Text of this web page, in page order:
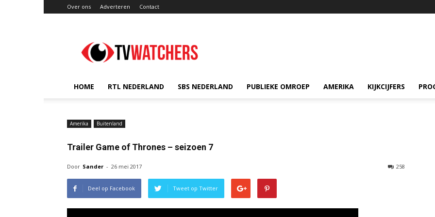
Over ons Adverteren Contact
HOME RTL NEDERLAND SBS NEDERLAND PUBLIEKE OMROEP AMERIKA KIJKCIJFERS
Amerika Buitenland
Trailer Game of Thrones – seizoen 7
Door Sander - 26 mei 2017 258
Deel op Facebook Tweet op Twitter